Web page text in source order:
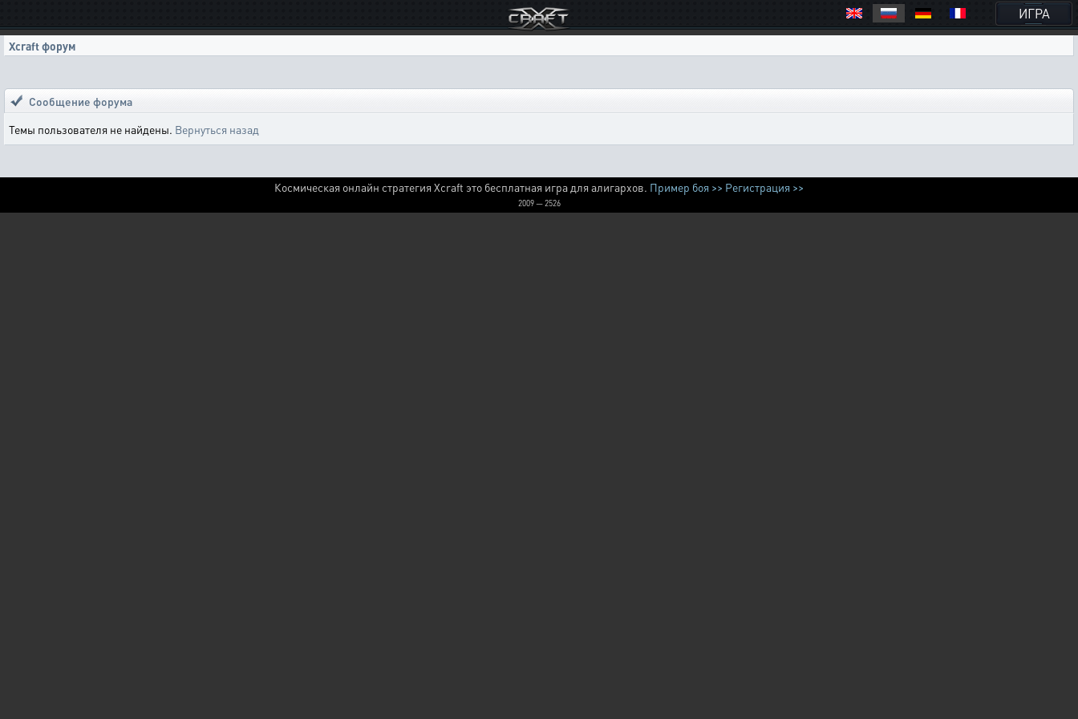
ИГРА
Xcraft форум
Сообщение форума
Темы пользователя не найдены. Вернуться назад
Космическая онлайн стратегия Xcraft это бесплатная игра для алигархов. Пример боя >> Регистрация >>
2009 — 2526